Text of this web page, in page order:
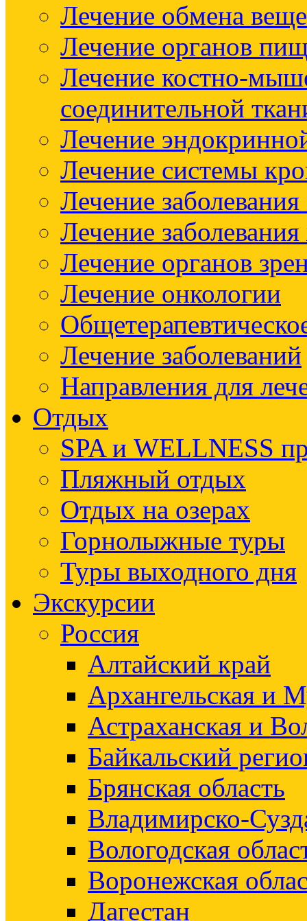
Лечение обмена
Лечение органов
Лечение костно-
соединительной
Лечение
Лечение системы
Лечение
Лечение
Лечение органов
Лечение онкологии
Лечение заболеваний
Направления для
Отдых
SPA и WELLNESS
Пляжный отдых
Отдых на озерах
Горнолыжные туры
Туры выходного дня
Экскурсии
Россия
Алтайский край
Архангельская и
Астраханская и
Байкальский
Брянская область
Владимирско-
Вологодская
Воронежская
Дагестан